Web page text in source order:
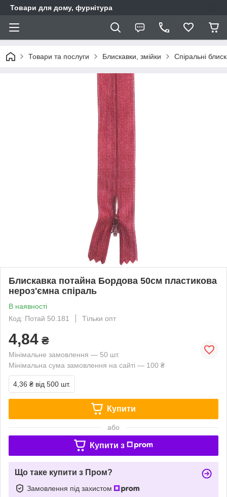
Товари для дому, фурнітура
Товари та послуги Блискавки, змійки Спіральні
Блискавка потайна Бордова 50см пластикова
нероз'ємна спіраль
В наявності
Код: Потай 50.181
Тільки опт
4,84 ₴
Мінімальне замовлення — 50 шт.
Мінімальна сума замовлення на сайті — 100 ₴
4,36 ₴ від 500 шт.
Купити
або
Купити з
Що таке купити з Пром?
Замовлення під захистом